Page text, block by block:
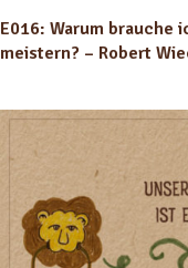
E016: Warum brauche
meistern? – Robert